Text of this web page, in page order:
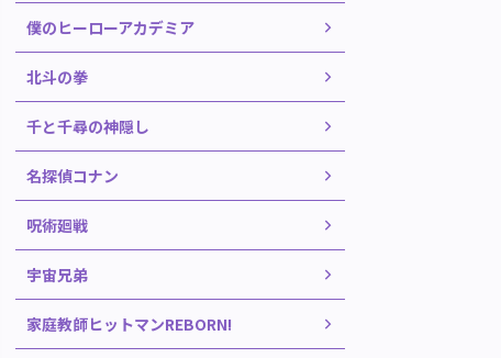
僕のヒーローアカデミア
北斗の拳
千と千尋の神隠し
名探偵コナン
呪術廻戦
宇宙兄弟
家庭教師ヒットマンREBORN!